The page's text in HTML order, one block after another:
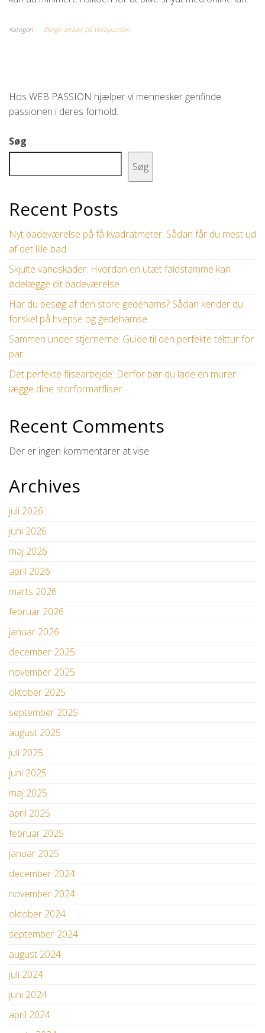
Kategori Øvrige artikler på Webpassion
Hos WEB PASSION hjælper vi mennesker genfinde
passionen i deres forhold.
Søg
Søg
Recent Posts
Nyt badeværelse på få kvadratmeter: Sådan får du mest ud
af det lille bad
Skjulte vandskader: Hvordan en utæt faldstamme kan
ødelægge dit badeværelse
Har du besøg af den store gedehams? Sådan kender du
forskel på hvepse og gedehamse
Sammen under stjernerne: Guide til den perfekte telttur for
par
Det perfekte flisearbejde: Derfor bør du lade en murer
lægge dine storformatfliser
Recent Comments
Der er ingen kommentarer at vise.
Archives
juli 2026
juni 2026
maj 2026
april 2026
marts 2026
februar 2026
januar 2026
december 2025
november 2025
oktober 2025
september 2025
august 2025
juli 2025
juni 2025
maj 2025
april 2025
februar 2025
januar 2025
december 2024
november 2024
oktober 2024
september 2024
august 2024
juli 2024
juni 2024
april 2024